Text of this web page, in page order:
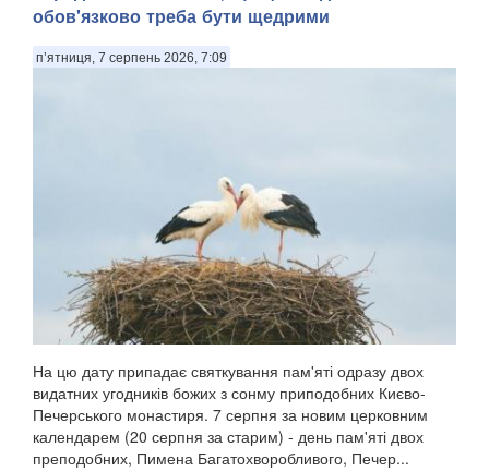
обов'язково треба бути щедрими
п’ятниця, 7 серпень 2026, 7:09
На цю дату припадає святкування пам'яті одразу двох
видатних угодників божих з сонму приподобних Києво-
Печерського монастиря. 7 серпня за новим церковним
календарем (20 серпня за старим) - день пам'яті двох
преподобних, Пимена Багатохворобливого, Печер...